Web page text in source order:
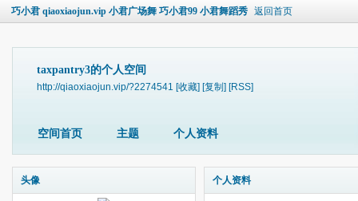
巧小君 qiaoxiaojun.vip 小君广场舞 巧小君99 小君舞蹈秀 返回首页
taxpantry3的个人空间
http://qiaoxiaojun.vip/?2274541 [收藏] [复制] [RSS]
空间首页 主题 个人资料
头像 个人资料